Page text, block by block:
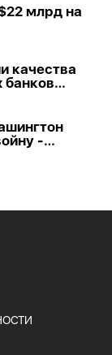
млрд на
качества
банков
-